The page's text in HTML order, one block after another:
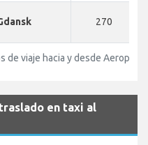
270
de viaje hacia y desde
en taxi al